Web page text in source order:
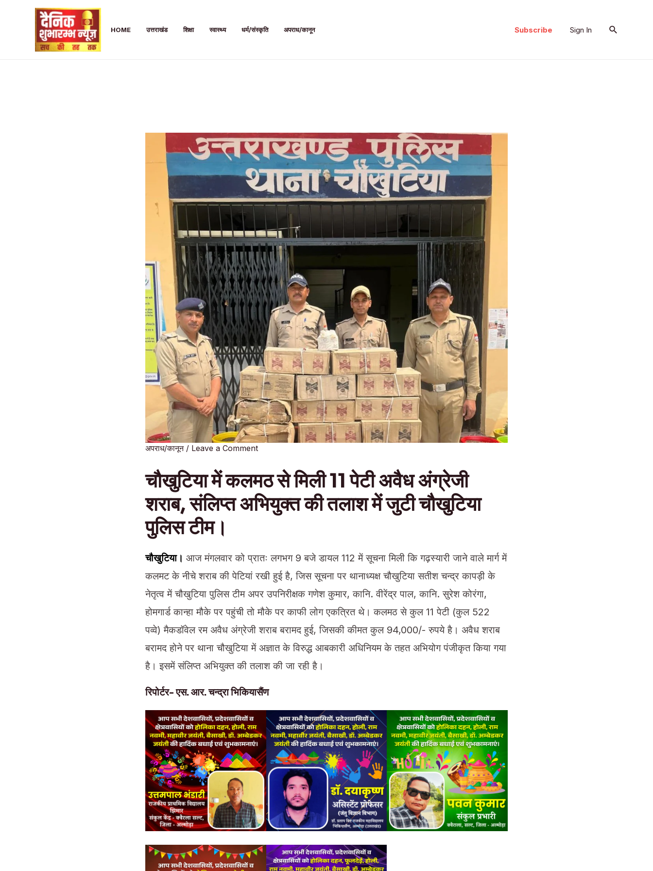
HOME उत्तराखंड शिक्षा स्वास्थ्य धर्म/संस्कृति अपराध/कानून Subscribe Sign In Search
अपराध/कानून/ Leave a Comment
चौखुटिया में कलमठ से मिली 11 पेटी अवैध अंग्रेजी
शराब, संलिप्त अभियुक्त की तलाश में जुटी चौखुटिया
पुलिस टीम।
चौखुटिया। आज मंगलवार को प्रातः लगभग 9 बजे डायल 112 में सूचना मिली कि गढ़स्यारी जाने वाले मार्ग में
कलमट के नीचे शराब की पेटियां रखी हुई है, जिस सूचना पर थानाध्यक्ष चौखुटिया सतीश चन्द्र कापड़ी के
नेतृत्व में चौखुटिया पुलिस टीम अपर उपनिरीक्षक गणेश कुमार, कानि. वीरेंद्र पाल, कानि. सुरेश कोरंगा,
होमगार्ड कान्हा मौके पर पहुंची तो मौके पर काफी लोग एकत्रित थे। कलमठ से कुल 11 पेटी (कुल 522
पव्वे) मैकडॉवेल रम अवैध अंग्रेजी शराब बरामद हुई, जिसकी कीमत कुल 94,000/- रुपये है। अवैध शराब
बरामद होने पर थाना चौखुटिया में अज्ञात के विरुद्ध आबकारी अधिनियम के तहत अभियोग पंजीकृत किया गया
है। इसमें संलिप्त अभियुक्त की तलाश की जा रही है।
रिपोर्टर- एस. आर. चन्द्रा भिकियासैंण